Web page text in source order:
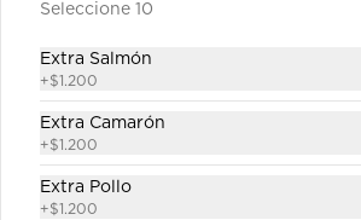
Pollo Teriyaki y
Seleccione 10
Extra Salmón
+$1.200
Extra Camarón
+$1.200
Extra Pollo
+$1.200